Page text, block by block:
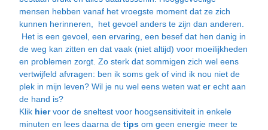
mensen hebben vanaf het vroegste moment dat ze zich
kunnen herinneren, het gevoel anders te zijn dan anderen.
Het is een gevoel, een ervaring, een besef dat hen danig in
de weg kan zitten en dat vaak (niet altijd) voor moeilijkheden
en problemen zorgt. Zo sterk dat sommigen zich wel eens
vertwijfeld afvragen: ben ik soms gek of vind ik nou niet de
plek in mijn leven? Wil je nu wel eens weten wat er echt aan
de hand is?
Klik hiervoor de sneltest voor hoogsensitiviteit in enkele
minuten en lees daarna detips om geen energie meer te